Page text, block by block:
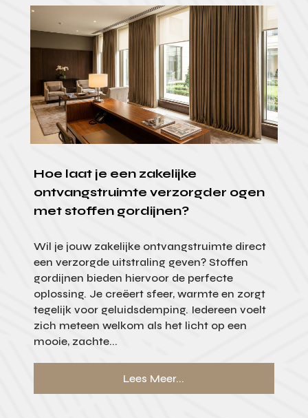
Hoe laat je een zakelijke
ontvangstruimte verzorgder ogen
met stoffen gordijnen?
Wil je jouw zakelijke ontvangstruimte direct
een verzorgde uitstraling geven? Stoffen
gordijnen bieden hiervoor de perfecte
oplossing. Je creëert sfeer, warmte en zorgt
tegelijk voor geluidsdemping. Iedereen voelt
zich meteen welkom als het licht op een
mooie, zachte...
Lees Meer...